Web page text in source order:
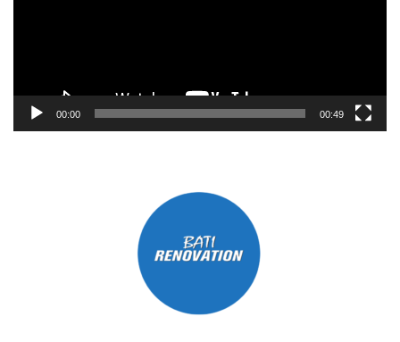
00:00 00:49